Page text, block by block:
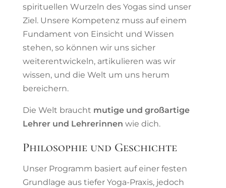
spirituellen Wurzeln des Yogas sind unser
Ziel. Unsere Kompetenz muss auf einem
Fundament von Einsicht und Wissen
stehen, so können wir uns sicher
weiterentwickeln, artikulieren was wir
wissen, und die Welt um uns herum
bereichern.
Die Welt braucht mutige und großartige
Lehrer und Lehrerinnen wie dich.
Philosophie und Geschichte
Unser Programm basiert auf einer festen
Grundlage aus tiefer Yoga-Praxis, jedoch